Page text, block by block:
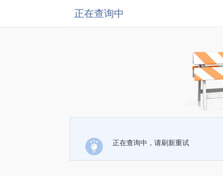
正在查询中
正在查询中，请刷新重试